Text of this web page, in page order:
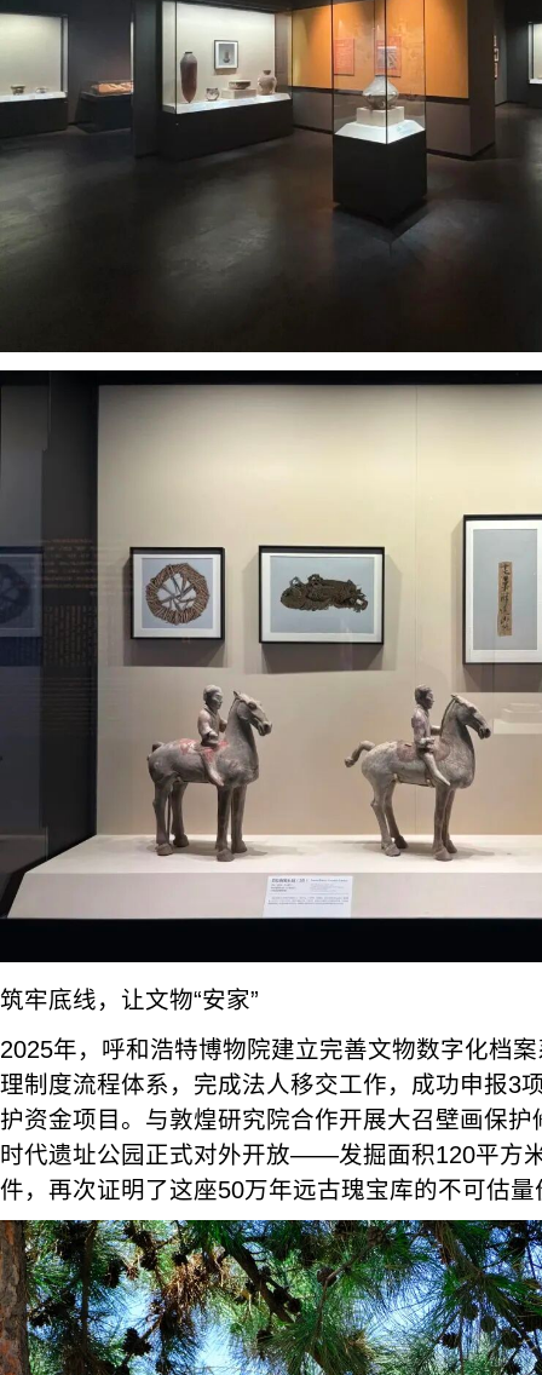
筑牢底线，让文物“安家”
2025年，呼和浩特博物院建立完善文物数字化档
理制度流程体系，完成法人移交工作，成功申报3
护资金项目。与敦煌研究院合作开展大召壁画保
时代遗址公园正式对外开放——发掘面积120平方
件，再次证明了这座50万年远古瑰宝库的不可估量